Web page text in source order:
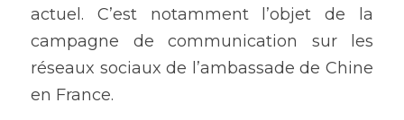
actuel. C’est notamment l’objet de la
campagne de communication sur les
réseaux sociaux de l’ambassade de Chine
en France.